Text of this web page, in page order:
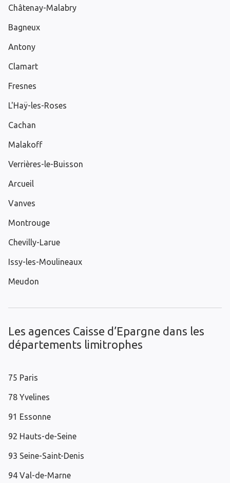
Châtenay-Malabry
Bagneux
Antony
Clamart
Fresnes
L'Haÿ-les-Roses
Cachan
Malakoff
Verrières-le-Buisson
Arcueil
Vanves
Montrouge
Chevilly-Larue
Issy-les-Moulineaux
Meudon
Les agences Caisse d’Epargne dans les
départements limitrophes
75 Paris
78 Yvelines
91 Essonne
92 Hauts-de-Seine
93 Seine-Saint-Denis
94 Val-de-Marne